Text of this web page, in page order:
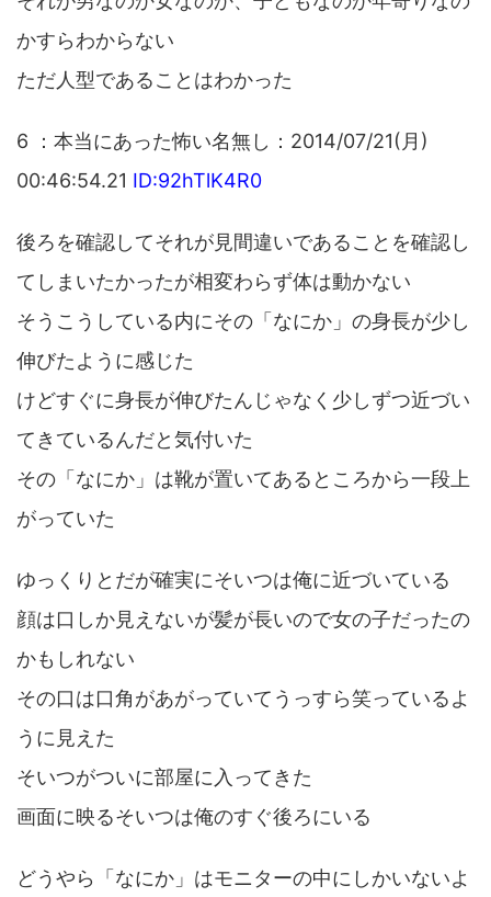
かすらわからない
ただ人型であることはわかった
6 ：本当にあった怖い名無し：2014/07/21(月)
00:46:54.21 ID:92hTlK4R0
後ろを確認してそれが見間違いであることを確認し
てしまいたかったが相変わらず体は動かない
そうこうしている内にその「なにか」の身長が少し
伸びたように感じた
けどすぐに身長が伸びたんじゃなく少しずつ近づい
てきているんだと気付いた
その「なにか」は靴が置いてあるところから一段上
がっていた
ゆっくりとだが確実にそいつは俺に近づいている
顔は口しか見えないが髪が長いので女の子だったの
かもしれない
その口は口角があがっていてうっすら笑っているよ
うに見えた
そいつがついに部屋に入ってきた
画面に映るそいつは俺のすぐ後ろにいる
どうやら「なにか」はモニターの中にしかいないよ